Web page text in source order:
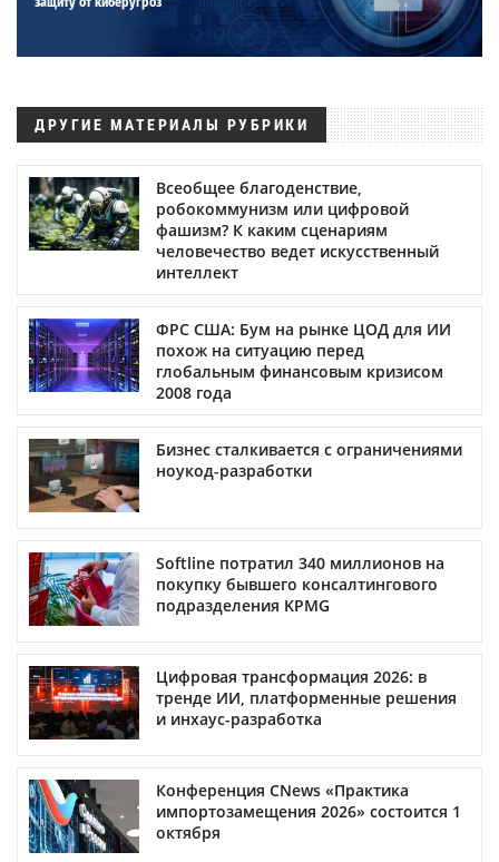
ДРУГИЕ МАТЕРИАЛЫ РУБРИКИ
Всеобщее благоденствие,
робокоммунизм или цифровой
фашизм? К каким сценариям
человечество ведет искусственный
интеллект
ФРС США: Бум на рынке ЦОД для ИИ
похож на ситуацию перед
глобальным финансовым кризисом
2008 года
Бизнес сталкивается с ограничениями
ноукод-разработки
Softline потратил 340 миллионов на
покупку бывшего консалтингового
подразделения KPMG
Цифровая трансформация 2026: в
тренде ИИ, платформенные решения
и инхаус-разработка
Конференция CNews «Практика
импортозамещения 2026» состоится 1
октября